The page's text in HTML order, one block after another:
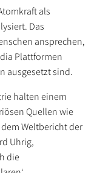
als
Das
ansprechen,
Plattformen
ausgesetzt sind.
halten einem
Quellen wie
Weltbericht der
Uhrig,
die